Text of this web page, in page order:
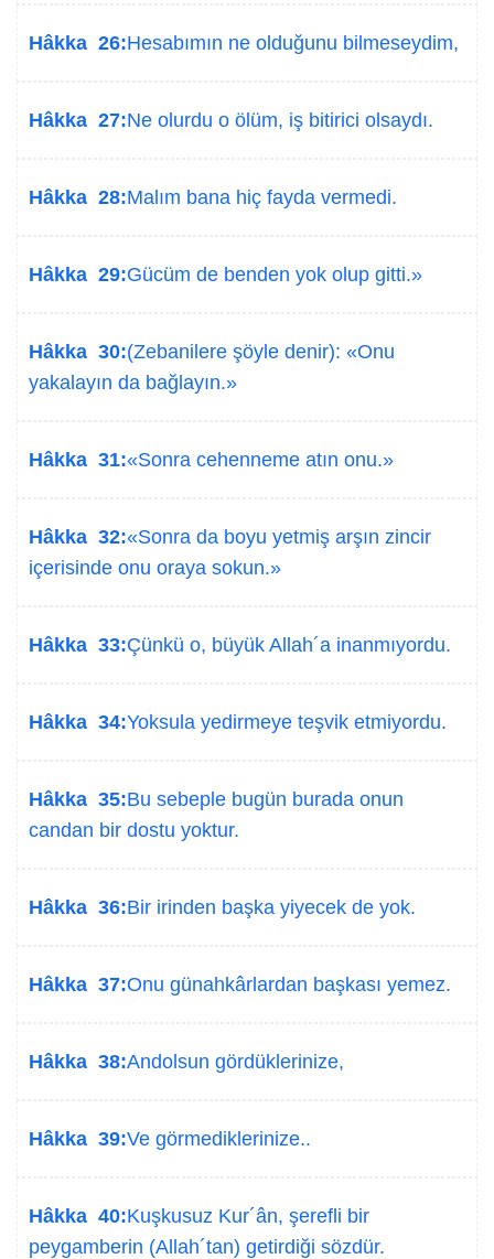
Hâkka 26:Hesabımın ne olduğunu bilmeseydim,
Hâkka 27:Ne olurdu o ölüm, iş bitirici olsaydı.
Hâkka 28:Malım bana hiç fayda vermedi.
Hâkka 29:Gücüm de benden yok olup gitti.»
Hâkka 30:(Zebanilere şöyle denir): «Onu
yakalayın da bağlayın.»
Hâkka 31:«Sonra cehenneme atın onu.»
Hâkka 32:«Sonra da boyu yetmiş arşın zincir
içerisinde onu oraya sokun.»
Hâkka 33:Çünkü o, büyük Allah´a inanmıyordu.
Hâkka 34:Yoksula yedirmeye teşvik etmiyordu.
Hâkka 35:Bu sebeple bugün burada onun
candan bir dostu yoktur.
Hâkka 36:Bir irinden başka yiyecek de yok.
Hâkka 37:Onu günahkârlardan başkası yemez.
Hâkka 38:Andolsun gördüklerinize,
Hâkka 39:Ve görmediklerinize..
Hâkka 40:Kuşkusuz Kur´ân, şerefli bir
peygamberin (Allah´tan) getirdiği sözdür.